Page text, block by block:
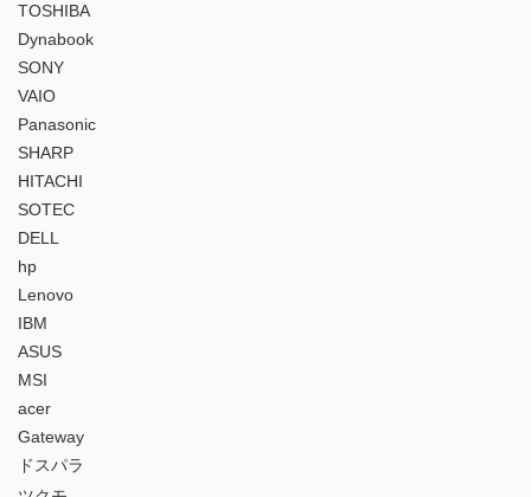
TOSHIBA
Dynabook
SONY
VAIO
Panasonic
SHARP
HITACHI
SOTEC
DELL
hp
Lenovo
IBM
ASUS
MSI
acer
Gateway
ドスパラ